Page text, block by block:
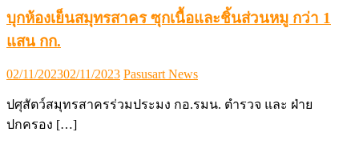
บุกห้องเย็นสมุทรสาคร ซุกเนื้อและชิ้นส่วนหมู กว่า 1
แสน กก.
Posted
02/11/202302/11/2023 Author
Pasusart News
ปศุสัตว์สมุทรสาครร่วมประมง กอ.รมน. ตำรวจ และ ฝ่าย
ปกครอง […]